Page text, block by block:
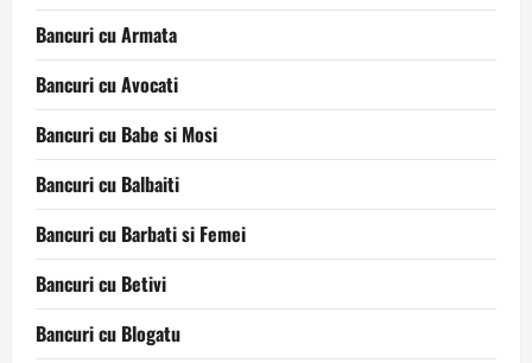
Bancuri cu Armata
Bancuri cu Avocati
Bancuri cu Babe si Mosi
Bancuri cu Balbaiti
Bancuri cu Barbati si Femei
Bancuri cu Betivi
Bancuri cu Blogatu